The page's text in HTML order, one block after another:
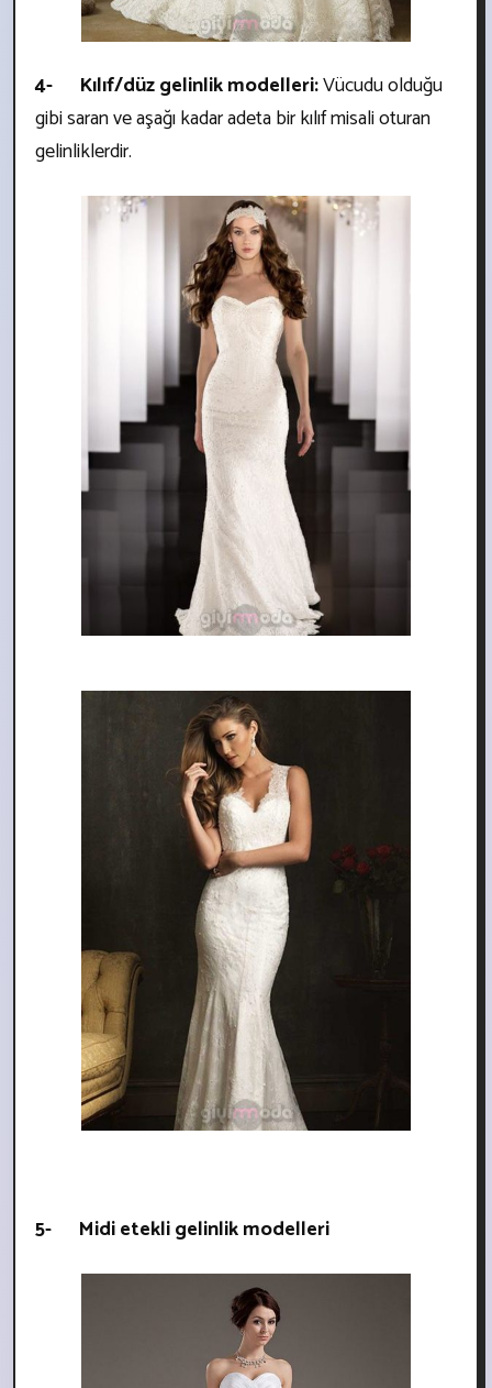
4- Kılıf/düz gelinlik modelleri:Vücudu olduğu
gibi saran ve aşağı kadar adeta bir kılıf misali oturan
gelinliklerdir.
5- Midi etekli gelinlik modelleri